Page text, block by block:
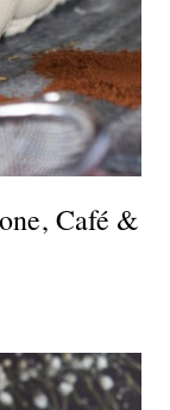
Café &